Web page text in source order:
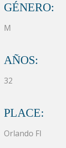
GÉNERO:
M
AÑOS:
32
PLACE:
Orlando Fl